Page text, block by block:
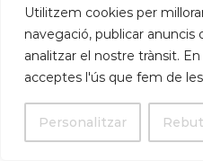
Utilitzem cookies per
navegació, publicar
analitzar el nostre trànsit.
acceptes l'ús que fem de
Personalitzar
xarxes de cites
sensacionalistes que
D’aquesta manera, el
Llobregat no només es
de debat a través